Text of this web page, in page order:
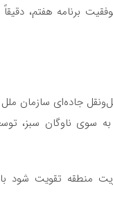
برنامه هفتم، دقیقاً
جاده‌ای سازمان ملل
به سوی ناوگان سبز،
منطقه تقویت شود